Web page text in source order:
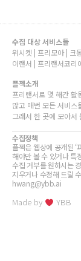
수집 대상 서비스들
위시켓 | 프리모아 | 크
이랜서 | 프리랜서코리
플젝소개
프리랜서로 몇 해간 활
많고 매번 모든 서비스
그래서 한 곳에 모아서
수집정책
플젝은 웹상에 공개된
해야만 볼 수 있거나 특
수집 거부를 원하시는
지우거나 수정해 드릴
hwang@ybb.ai
Made by YBB